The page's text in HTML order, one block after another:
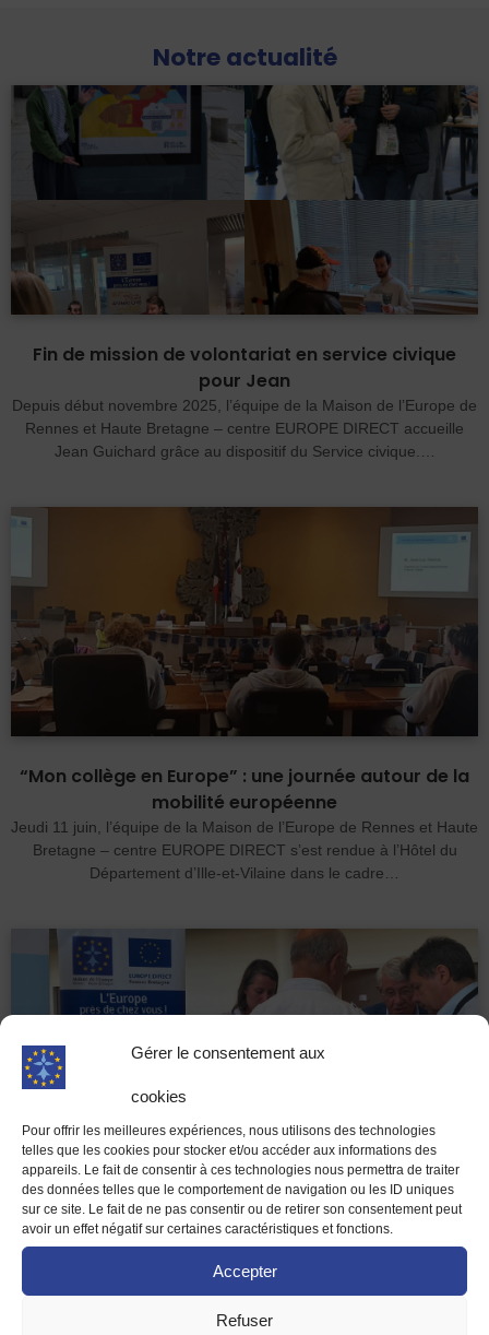
Gérer le consentement aux
cookies
Pour offrir les meilleures expériences, nous utilisons des technologies
telles que les cookies pour stocker et/ou accéder aux informations des
appareils. Le fait de consentir à ces technologies nous permettra de traiter
des données telles que le comportement de navigation ou les ID uniques
sur ce site. Le fait de ne pas consentir ou de retirer son consentement peut
avoir un effet négatif sur certaines caractéristiques et fonctions.
Accepter
Refuser
Notre actualité
Fin de mission de volontariat en service civique
pour Jean
Depuis début novembre 2025, l’équipe de la Maison de l’Europe de
Rennes et Haute Bretagne – centre EUROPE DIRECT accueille
Jean Guichard grâce au dispositif du Service civique.…
“Mon collège en Europe” : une journée autour de la
mobilité européenne
Jeudi 11 juin, l’équipe de la Maison de l’Europe de Rennes et Haute
Bretagne – centre EUROPE DIRECT s’est rendue à l’Hôtel du
Département d’Ille-et-Vilaine dans le cadre…
L’Europe au plus près des territoires : la Maison de
l’Europe présente à l’Université des Maires et
Présidents d’intercommunalité d’Ille-et-Vilaine
À l’occasion de l’Université des Maires et des Présidents
d’intercommunalité d’Ille-et-Vilaine qui se tenait le vendredi 26 juin
2026, la Maison de l’Europe est allée, le temps d’une…